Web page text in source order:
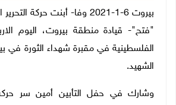
بيروت 6-1-2021 وفا- أبنت حركة
"فتح"- قيادة منطقة بيروت، اليوم
الفلسطينية في مقبرة شهداء الثورة في
الشهيد.
وشارك في حفل التأبين أمين سر